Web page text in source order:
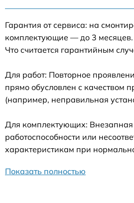
Гарантия от сервиса: на
комплектующие — до 3 месяцев.
Что считается гарантийным
Для работ: Повторное
прямо обусловлен с качеством
(например, неправильная
Для комплектующих: Внезапная
работоспособности или
характеристикам при
Показать полностью